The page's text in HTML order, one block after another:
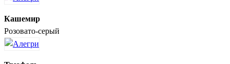
Кашемир
Розовато-серый